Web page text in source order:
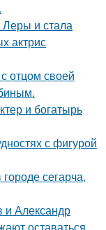
и стала
актрис
отцом своей
и богатырь
с фигурой
сегарча,
и Александр
оставаться